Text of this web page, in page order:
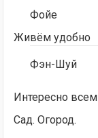
Фойе
Живём удобно
Фэн-Шуй
Интересно всем
Сад. Огород.